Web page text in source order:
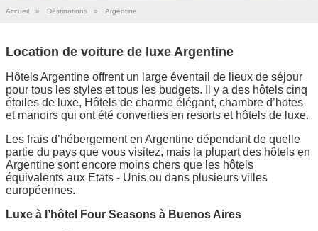
Accueil » Destinations » Argentine
Location de voiture de luxe Argentine
Hôtels Argentine offrent un large éventail de lieux de séjour
pour tous les styles et tous les budgets. Il y a des hôtels cinq
étoiles de luxe, Hôtels de charme élégant, chambre d’hotes
et manoirs qui ont été converties en resorts et hôtels de luxe.
Les frais d’hébergement en Argentine dépendant de quelle
partie du pays que vous visitez, mais la plupart des hôtels en
Argentine sont encore moins chers que les hôtels
équivalents aux Etats - Unis ou dans plusieurs villes
européennes.
Luxe à l’hôtel Four Seasons à Buenos Aires